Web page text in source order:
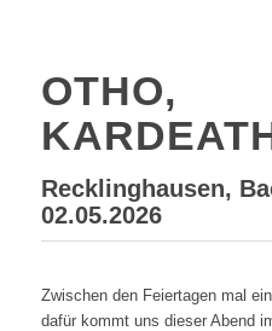
OTHO,
Recklinghausen,
02.05.2026
Zwischen den Feiertagen mal
dafür kommt uns dieser Abend